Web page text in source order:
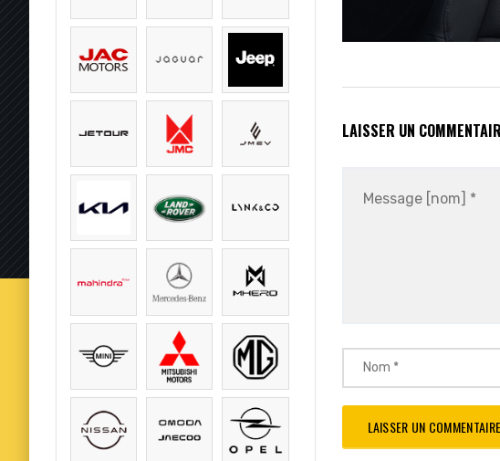
LAISSER UN